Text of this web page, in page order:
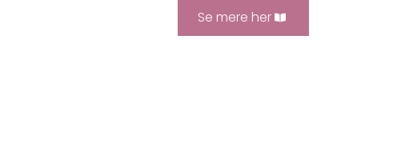
Se mere her